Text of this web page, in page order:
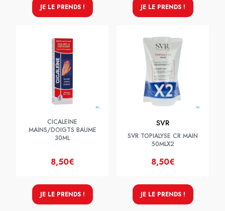
JE LE PRENDS ! JE LE PRENDS !
CICALEINE
MAINS/DOIGTS BAUME
30ML
8,50€
JE LE PRENDS !
SVR
SVR TOPIALYSE CR MAIN
50MLX2
8,50€
JE LE PRENDS !